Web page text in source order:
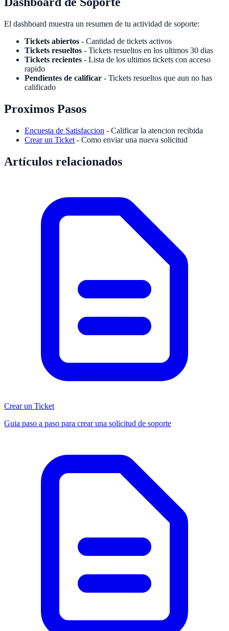
El dashboard muestra un resumen de tu actividad de soporte:
Tickets abiertos - Cantidad de tickets activos
Tickets resueltos - Tickets resueltos en los ultimos 30 dias
Tickets recientes - Lista de los ultimos tickets con acceso
rapido
Pendientes de calificar - Tickets resueltos que aun no has
calificado
Proximos Pasos
Encuesta de Satisfaccion - Calificar la atencion recibida
Crear un Ticket - Como enviar una nueva solicitud
Artículos relacionados
Crear un Ticket
Guia paso a paso para crear una solicitud de soporte